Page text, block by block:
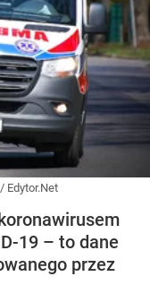
Edytor.Net
19 – to dane
przez